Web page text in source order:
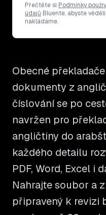
Přečtěte si Podmínky
údajů Bluente, abyste
nakládáme.
Obecné
dokumenty z
číslování se po
navržen pro
angličtiny do
každého detailu
PDF, Word, Excel i
Nahrajte soubor a
připravený k revizi